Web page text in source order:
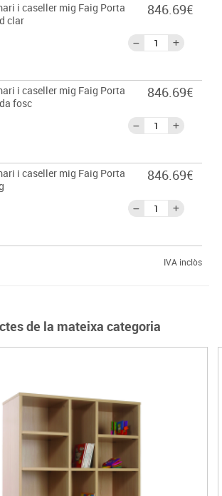
i caseller mig Faig Porta
clar
846.69€
i caseller mig Faig Porta
fosc
846.69€
i caseller mig Faig Porta
846.69€
IVA inclòs
de la mateixa categoria